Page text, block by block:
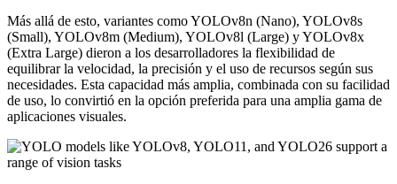
Más allá de esto, variantes como YOLOv8n (Nano), YOLOv8s
(Small), YOLOv8m (Medium), YOLOv8l (Large) y YOLOv8x
(Extra Large) dieron a los desarrolladores la flexibilidad de
equilibrar la velocidad, la precisión y el uso de recursos según sus
necesidades. Esta capacidad más amplia, combinada con su facilidad
de uso, lo convirtió en la opción preferida para una amplia gama de
aplicaciones visuales.